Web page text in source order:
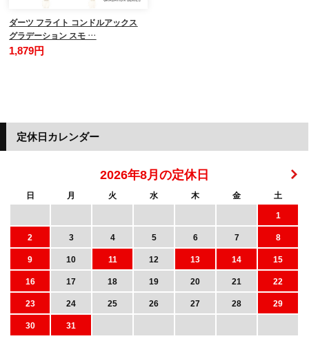
ダーツ フライト コンドルアックス
グラデーション スモ …
1,879円
定休日カレンダー
2026年8月の定休日
日 月 火 水 木 金
土
1
2
3 4 5 6 7
8
9
10 11 12 13 14
15
16
17 18 19 20 21
22
23
24 25 26 27 28
29
30
31